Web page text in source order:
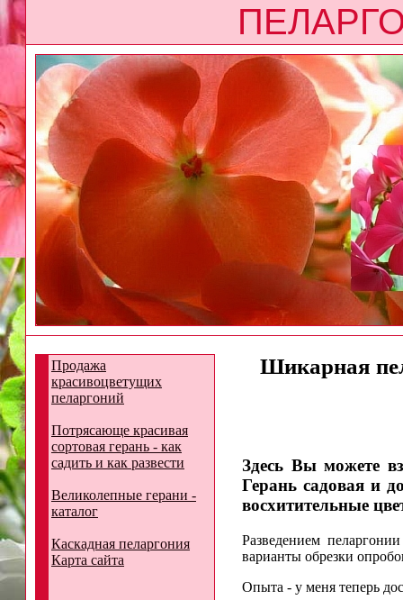
Продажа
красивоцветущих
пеларгоний
Потрясающе красивая
сортовая герань - как
садить и как развести
Великолепные герани -
каталог
Каскадная пеларгония
Карта сайта
Шикарная
Здесь Вы можете
Герань садовая и
восхитительные
Разведением
варианты обрезки
Опыта - у меня теперь